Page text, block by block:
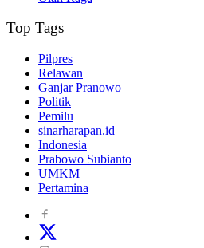
Top Tags
Pilpres
Relawan
Ganjar Pranowo
Politik
Pemilu
sinarharapan.id
Indonesia
Prabowo Subianto
UMKM
Pertamina